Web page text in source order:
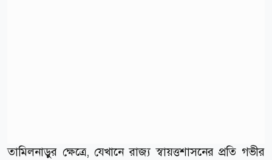
তামিলনাড়ুর ক্ষেত্রে, যেখানে রাজ্য স্বায়ত্তশাসনের প্রতি গভীর